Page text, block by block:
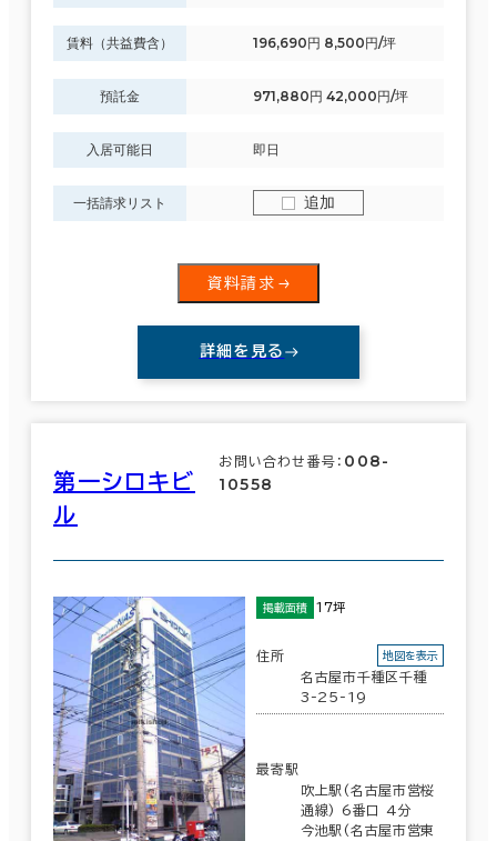
賃料（共益費含） 196,690円 8,500円/坪
預託金 971,880円 42,000円/坪
入居可能日 即日
一括請求リスト 追加
資料請求
詳細を見る
第一シロキビ
ル
お問い合わせ番号： 008-
10558
掲載面積 17坪
住所
名古屋市千種区千種
3-25-19
地図を表示
最寄駅
吹上駅(名古屋市営桜
通線) 6番口 4分
今池駅(名古屋市営東